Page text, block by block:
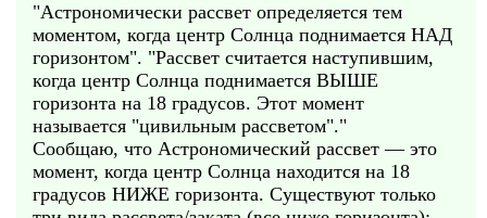
"Астрономически рассвет определяется тем
моментом, когда центр Солнца поднимается НАД
горизонтом". "Рассвет считается наступившим,
когда центр Солнца поднимается ВЫШЕ
горизонта на 18 градусов. Этот момент
называется "цивильным рассветом"."
Сообщаю, что Астрономический рассвет — это
момент, когда центр Солнца находится на 18
градусов НИЖЕ горизонта. Существуют только